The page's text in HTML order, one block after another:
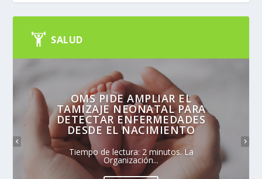
SALUD
OMS PIDE AMPLIAR EL
TAMIZAJE NEONATAL PARA
DETECTAR ENFERMEDADES
DESDE EL NACIMIENTO
Tiempo de lectura: 2 minutos. La
Organización...